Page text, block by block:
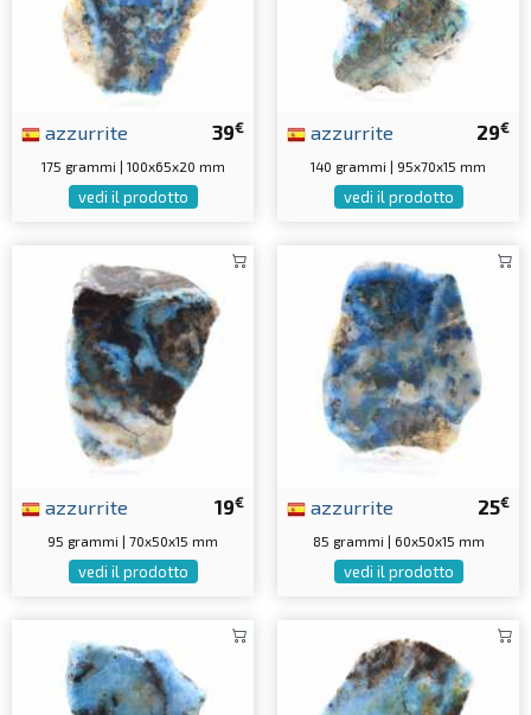
39€
azzurrite
175 grammi | 100x65x20 mm
vedi il prodotto
29€
azzurrite
140 grammi | 95x70x15 mm
vedi il prodotto
19€
azzurrite
95 grammi | 70x50x15 mm
vedi il prodotto
25€
azzurrite
85 grammi | 60x50x15 mm
vedi il prodotto